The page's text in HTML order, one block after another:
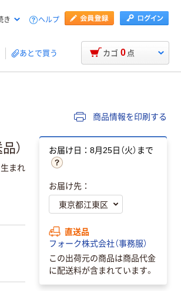
き ヘルプ
あとで買う カゴ 0 点
商品情報を印刷する
）
まれ
お届け日：8月25日（火）まで
お届け先：
直送品
フォーク株式会社（事務服）
この出荷元の商品は商品代金
に配送料が含まれています。